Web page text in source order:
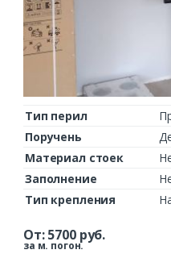
Тип перил
Поручень
Материал стоек
Заполнение
Тип крепления
От:5700руб.
за м. погон.